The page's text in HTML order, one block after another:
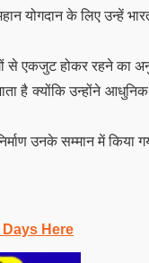
योगदान के लिए उन्हें
से एकजुट होकर रहने का
है क्योंकि उन्होंने
उनके सम्मान में किया
Here